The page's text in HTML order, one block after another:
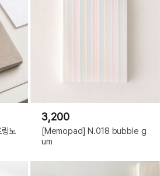
노
3,200
[Memopad] N.018 bubble g
um